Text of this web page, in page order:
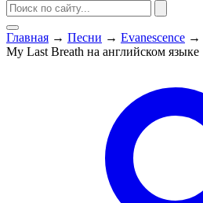
Главная → Песни → Evanescence →
My Last Breath на английском языке